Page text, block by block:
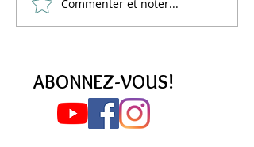
Commenter et noter...
ABONNEZ-VOUS!